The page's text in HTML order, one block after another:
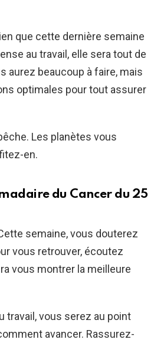
que cette dernière semaine
au travail, elle sera tout de
aurez beaucoup à faire, mais
optimales pour tout assurer
Les planètes vous
en.
du Cancer du 25
semaine, vous douterez
vous retrouver, écoutez
vous montrer la meilleure
travail, vous serez au point
avancer. Rassurez-